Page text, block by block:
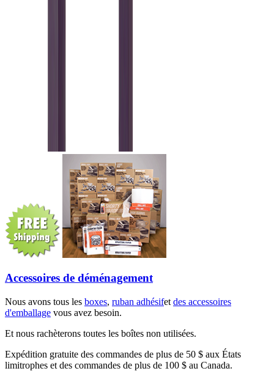
Accessoires de déménagement
Nous avons tous les boxes, ruban adhésifet des accessoires
d'emballage vous avez besoin.
Et nous rachèterons toutes les boîtes non utilisées.
Expédition gratuite des commandes de plus de 50 $ aux États
limitrophes et des commandes de plus de 100 $ au Canada.